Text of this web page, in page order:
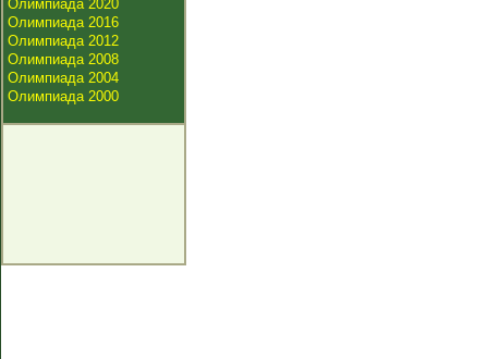
Олимпиада 2020
Олимпиада 2016
Олимпиада 2012
Олимпиада 2008
Олимпиада 2004
Олимпиада 2000